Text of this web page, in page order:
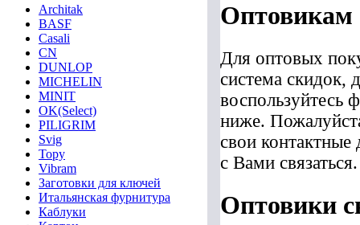
Architak
BASF
Casali
CN
DUNLOP
MICHELIN
MINIT
OK(Select)
PILIGRIM
Svig
Topy
Vibram
Заготовки для ключей
Итальянская фурнитура
Каблуки
Оптовикам
Для оптовых
система скидок,
воспользуйтесь
ниже.
свои
с Вами связаться.
Оптовики